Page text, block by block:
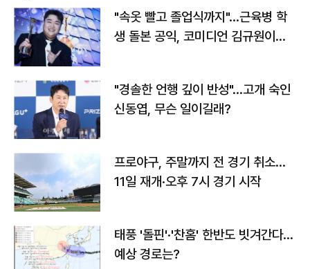
"속옷 빨고 졸업식까지"…근육병 학
생 돌본 공익, 코미디언 김규원이었
"경솔한 언행 깊이 반성"…고개 숙인
신동엽, 무슨 일이길래?
프로야구, 주말까지 전 경기 취소…
11일 재개·오후 7시 경기 시작
태풍 '돌핀'·'찬홈' 한반도 빗겨간다…
예상 경로는?